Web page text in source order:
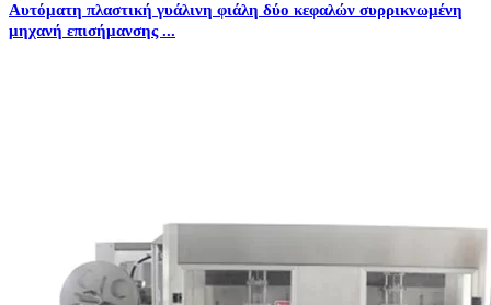
Αυτόματη πλαστική γυάλινη φιάλη δύο κεφαλών συρρικνωμένη
μηχανή επισήμανσης ...